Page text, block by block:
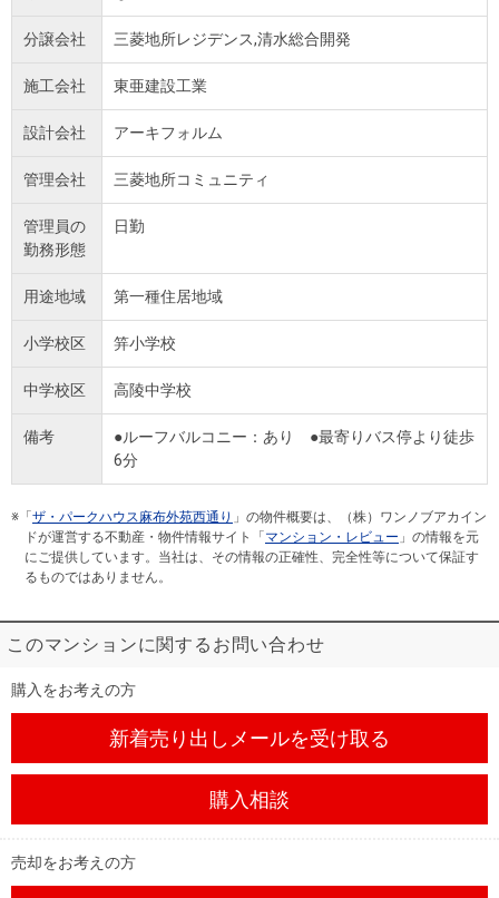
分譲会社 三菱地所レジデンス,清水総合開発
施工会社 東亜建設工業
設計会社 アーキフォルム
管理会社 三菱地所コミュニティ
管理員の
勤務形態
日勤
用途地域 第一種住居地域
小学校区 笄小学校
中学校区 高陵中学校
備考
●ルーフバルコニー：あり ●最寄りバス停より徒歩
6分
※「 ザ・パークハウス麻布外苑西通り 」の物件概要は、（株）ワンノブアカイン
ドが運営する不動産・物件情報サイト「 マンション・レビュー 」の情報を元
にご提供しています。当社は、その情報の正確性、完全性等について保証す
るものではありません。
このマンションに関するお問い合わせ
購入をお考えの方
新着売り出しメールを受け取る
購入相談
売却をお考えの方